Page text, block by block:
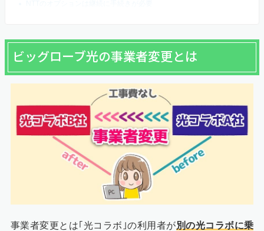
ビッグローブ光の事業者変更とは
事業者変更とは｢光コラボ｣の利用者が別の光コラボに乗